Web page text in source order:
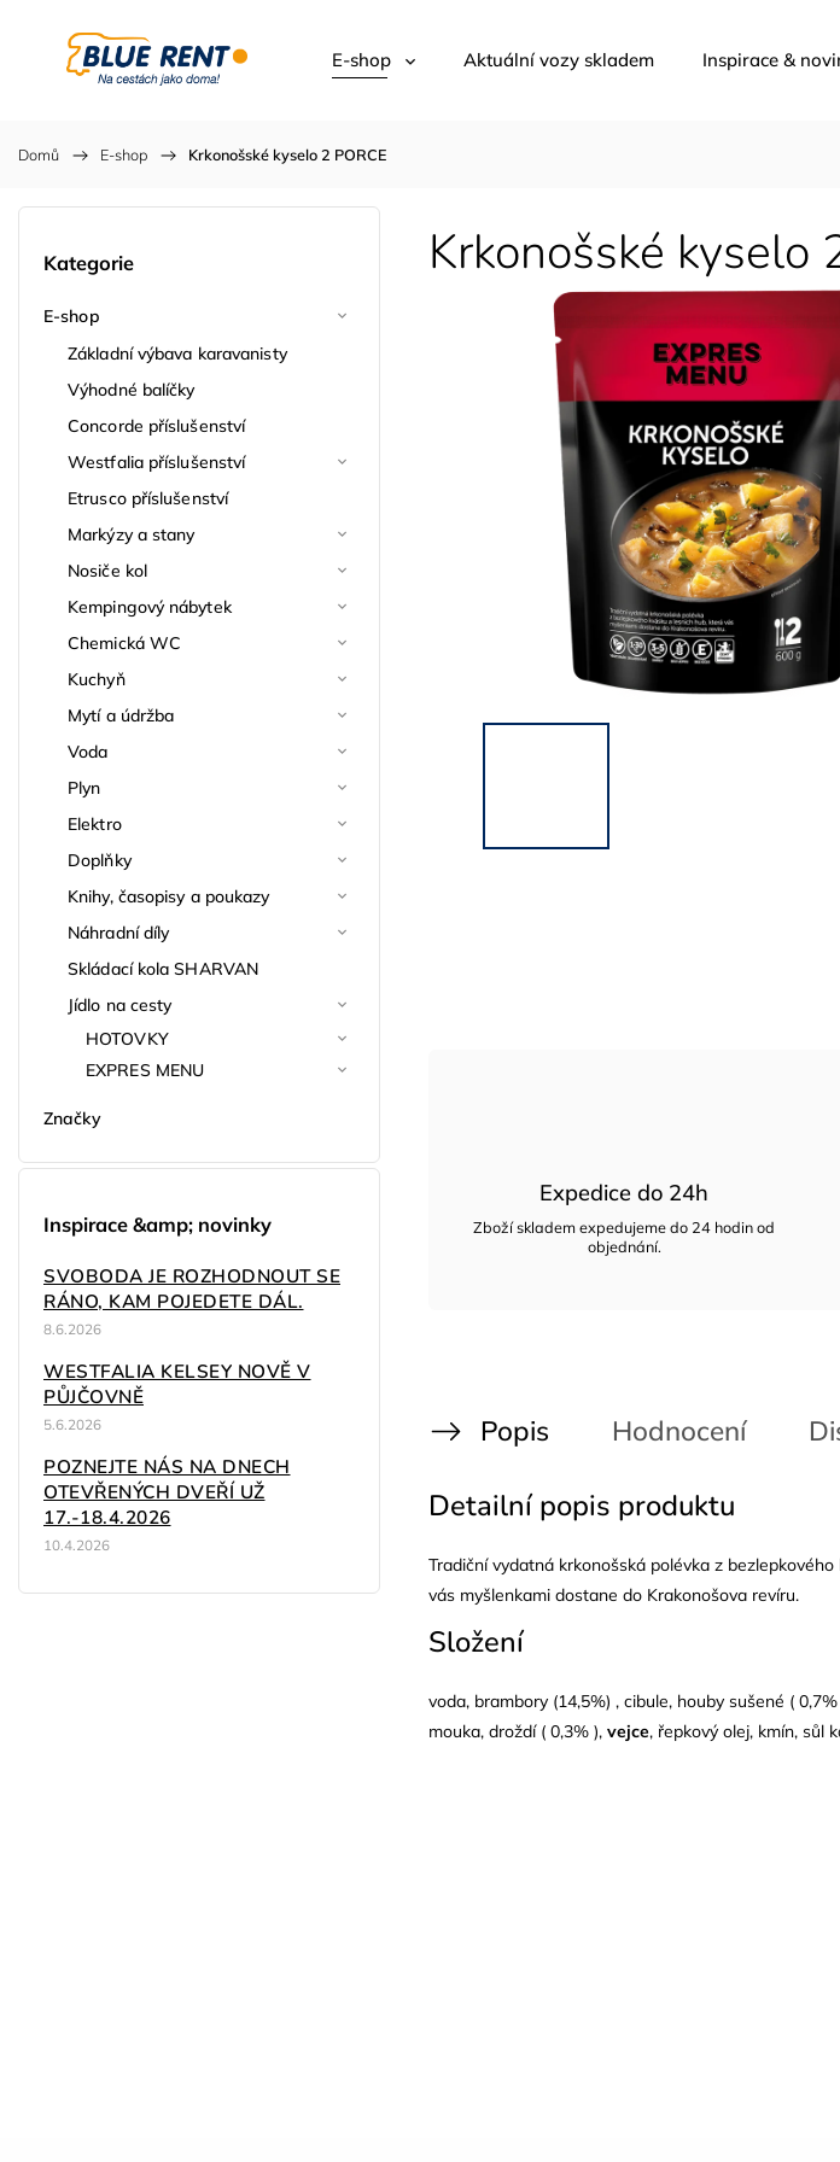
E-shop Aktuální vozy skladem Inspirace &
Domů / E-shop / Krkonošské kyselo2 PORCE
Kategorie
E-shop
Základní výbava karavanisty
Výhodné balíčky
Concorde příslušenství
Westfalia příslušenství
Etrusco příslušenství
Markýzy a stany
Nosiče kol
Kempingový nábytek
Chemická WC
Kuchyň
Mytí a údržba
Voda
Plyn
Elektro
Doplňky
Knihy, časopisy a poukazy
Náhradní díly
Skládací kola SHARVAN
Jídlo na cesty
HOTOVKY
EXPRES MENU
Značky
Inspirace &amp; novinky
SVOBODA JE ROZHODNOUT SE
RÁNO, KAM POJEDETE DÁL.
8.6.2026
WESTFALIA KELSEY NOVĚ V
PŮJČOVNĚ
5.6.2026
POZNEJTE NÁS NA DNECH
OTEVŘENÝCH DVEŘÍ UŽ
17.-18.4.2026
10.4.2026
Krkonošské kyselo
Expedice do 24h
Zboží skladem expedujeme do 24 hodin od
objednání.
Popis Hodnocení
Detailní popis produktu
Tradiční vydatná krkonošská polévka z
vás myšlenkami dostane do Krakonošova revíru.
Složení
voda, brambory (14,5%) , cibule, houby sušené (
mouka, droždí ( 0,3% ), vejce, řepkový olej, kmín, sůl